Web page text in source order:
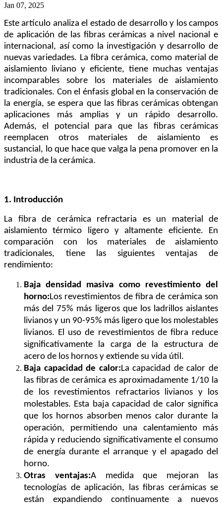
Jan 07, 2025
Este artículo analiza el estado de desarrollo y los campos
de aplicación de las fibras cerámicas a nivel nacional e
internacional, así como la investigación y desarrollo de
nuevas variedades. La fibra cerámica, como material de
aislamiento liviano y eficiente, tiene muchas ventajas
incomparables sobre los materiales de aislamiento
tradicionales. Con el énfasis global en la conservación de
la energía, se espera que las fibras cerámicas obtengan
aplicaciones más amplias y un rápido desarrollo.
Además, el potencial para que las fibras cerámicas
reemplacen otros materiales de aislamiento es
sustancial, lo que hace que valga la pena promover en la
industria de la cerámica.
1. Introducción
La fibra de cerámica refractaria es un material de
aislamiento térmico ligero y altamente eficiente. En
comparación con los materiales de aislamiento
tradicionales, tiene las siguientes ventajas de
rendimiento:
Baja densidad masiva como revestimiento del
horno:Los revestimientos de fibra de cerámica son
más del 75% más ligeros que los ladrillos aislantes
livianos y un 90-95% más ligero que los molestables
livianos. El uso de revestimientos de fibra reduce
significativamente la carga de la estructura de
acero de los hornos y extiende su vida útil.
Baja capacidad de calor:La capacidad de calor de
las fibras de cerámica es aproximadamente 1/10 la
de los revestimientos refractarios livianos y los
molestables. Esta baja capacidad de calor significa
que los hornos absorben menos calor durante la
operación, permitiendo una calentamiento más
rápida y reduciendo significativamente el consumo
de energía durante el arranque y el apagado del
horno.
Otras ventajas:A medida que mejoran las
tecnologías de aplicación, las fibras cerámicas se
están expandiendo continuamente a nuevos